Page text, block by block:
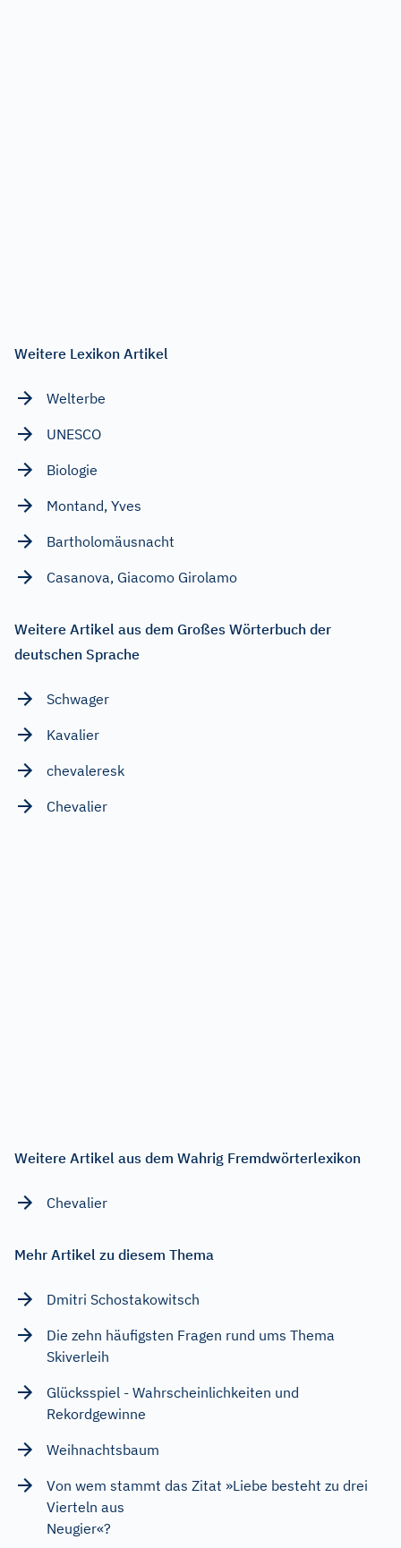
Weitere Lexikon Artikel
Welterbe
UNESCO
Biologie
Montand, Yves
Bartholomäusnacht
Casanova, Giacomo Girolamo
Weitere Artikel aus dem Großes Wörterbuch der
deutschen Sprache
Schwager
Kavalier
chevaleresk
Chevalier
Weitere Artikel aus dem Wahrig Fremdwörterlexikon
Chevalier
Mehr Artikel zu diesem Thema
Dmitri Schostakowitsch
Die zehn häufigsten Fragen rund ums Thema
Skiverleih
Glücksspiel - Wahrscheinlichkeiten und
Rekordgewinne
Weihnachtsbaum
Von wem stammt das Zitat »Liebe besteht zu drei
Vierteln aus
Neugier«?